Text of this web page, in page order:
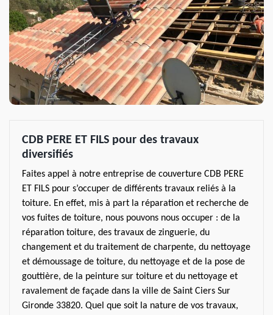
CDB PERE ET FILS pour des travaux
diversifiés
Faites appel à notre entreprise de couverture CDB PERE
ET FILS pour s’occuper de différents travaux reliés à la
toiture. En effet, mis à part la réparation et recherche de
vos fuites de toiture, nous pouvons nous occuper : de la
réparation toiture, des travaux de zinguerie, du
changement et du traitement de charpente, du nettoyage
et démoussage de toiture, du nettoyage et de la pose de
gouttière, de la peinture sur toiture et du nettoyage et
ravalement de façade dans la ville de Saint Ciers Sur
Gironde 33820. Quel que soit la nature de vos travaux,